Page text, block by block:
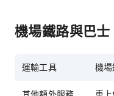
機場鐵路與巴士
運輸工具 機